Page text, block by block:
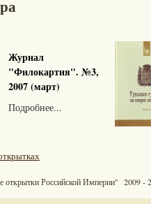
Журнал
"Филокартия". №3,
2007 (март)
Подробнее...
Российской Империи" 2009 -